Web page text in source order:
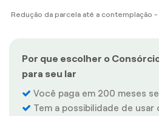
Redução da parcela até a contemplação
Por que escolher o
para seu lar
Você paga em 200 meses
Tem a possibilidade de usar